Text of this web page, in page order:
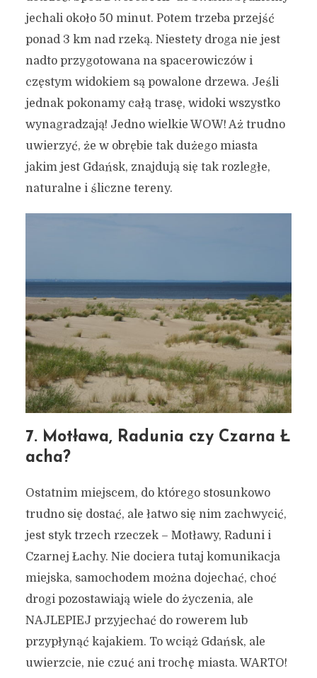
jechali około 50 minut. Potem trzeba przejść
ponad 3 km nad rzeką. Niestety droga nie jest
nadto przygotowana na spacerowiczów i
częstym widokiem są powalone drzewa. Jeśli
jednak pokonamy całą trasę, widoki wszystko
wynagradzają! Jedno wielkie WOW! Aż trudno
uwierzyć, że w obrębie tak dużego miasta
jakim jest Gdańsk, znajdują się tak rozległe,
naturalne i śliczne tereny.
7. Motława, Radunia czy Czarna Ł
acha?
Ostatnim miejscem, do którego stosunkowo
trudno się dostać, ale łatwo się nim zachwycić,
jest styk trzech rzeczek – Motławy, Raduni i
Czarnej Łachy. Nie dociera tutaj komunikacja
miejska, samochodem można dojechać, choć
drogi pozostawiają wiele do życzenia, ale
NAJLEPIEJ przyjechać do rowerem lub
przypłynąć kajakiem. To wciąż Gdańsk, ale
uwierzcie, nie czuć ani trochę miasta. WARTO!